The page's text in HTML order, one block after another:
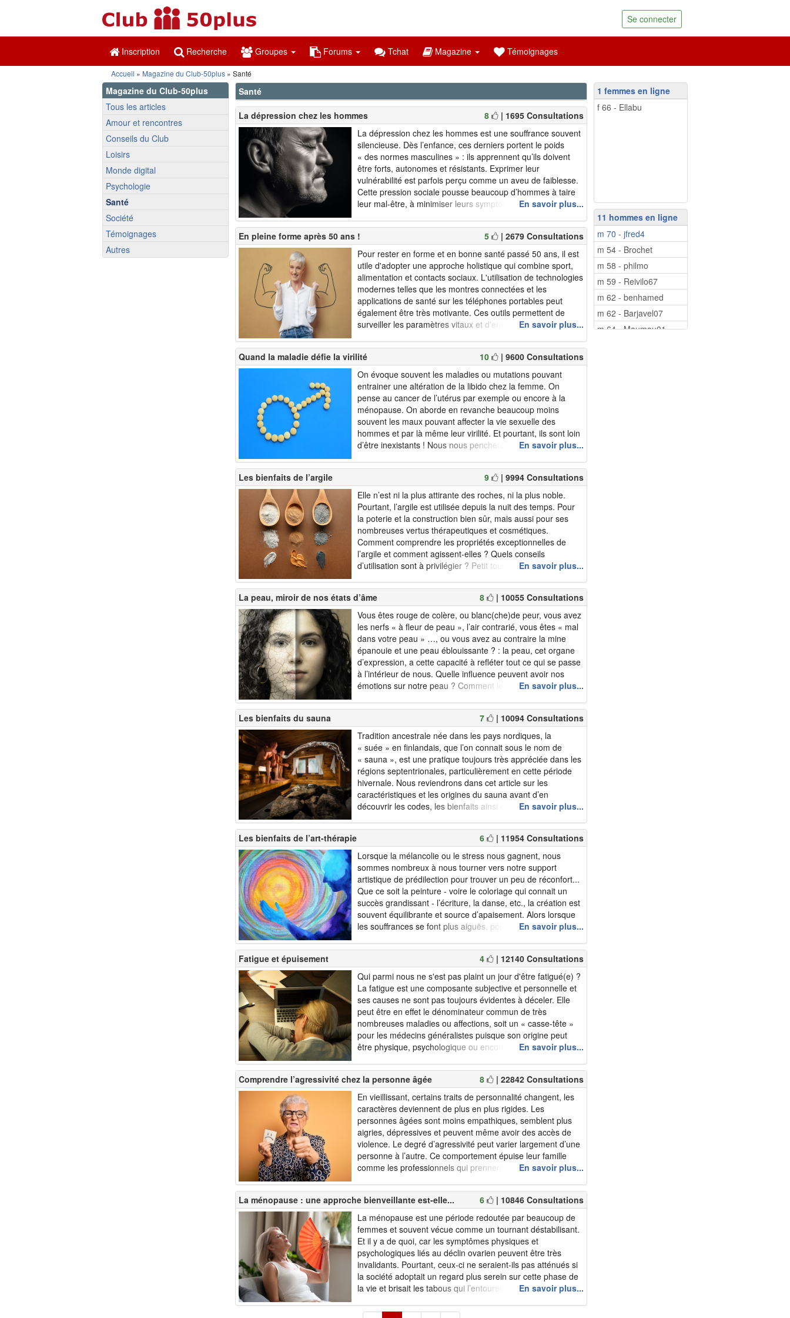
Se connecter
Inscription Recherche Groupes Forums Tchat Magazine Témoignages
Accueil » Magazine du Club-50plus » Santé
Magazine du Club-50plus
Tous les articles
Amour et rencontres
Conseils du Club
Loisirs
Monde digital
Psychologie
Santé
Société
Témoignages
Autres
Santé
La dépression chez les hommes 8
| 1695 Consultations
La dépression chez les hommes est une souffrance souvent
silencieuse. Dès l’enfance, ces derniers portent le poids
« des normes masculines » : ils apprennent qu’ils doivent
être forts, autonomes et résistants. Exprimer leur
vulnérabilité est parfois perçu comme un aveu de faiblesse.
Cette pression sociale pousse beaucoup d’hommes à taire
leur mal-être, à minimiser leurs symptômes et à éviter de
moyen...
En savoir plus...
En pleine forme après 50 ans ! 5
| 2679 Consultations
Pour rester en forme et en bonne santé passé 50 ans, il est
utile d'adopter une approche holistique qui combine sport,
alimentation et contacts sociaux. L'utilisation de technologies
modernes telles que les montres connectées et les
applications de santé sur les téléphones portables peut
également être très motivante. Ces outils permettent de
surveiller les paramètres vitaux et d'encourager une activité
En savoir plus...
Quand la maladie défie la virilité 10
| 9600 Consultations
On évoque souvent les maladies ou mutations pouvant
entrainer une altération de la libido chez la femme. On
pense au cancer de l’utérus par exemple ou encore à la
ménopause. On aborde en revanche beaucoup moins
souvent les maux pouvant affecter la vie sexuelle des
hommes et par là même leur virilité. Et pourtant, ils sont loin
d’être inexistants ! Nous nous pencherons tout d’abord sur
confrontés et qui ont des répercussions sur leur sexu...
En savoir plus...
Les bienfaits de l’argile 9
| 9994 Consultations
Elle n’est ni la plus attirante des roches, ni la plus noble.
Pourtant, l’argile est utilisée depuis la nuit des temps. Pour
la poterie et la construction bien sûr, mais aussi pour ses
nombreuses vertus thérapeutiques et cosmétiques.
Comment comprendre les propriétés exceptionnelles de
l’argile et comment agissent-elles ? Quels conseils
d’utilisation sont à privilégier ? Petit tour d’horizon dans cet
natur...
En savoir plus...
La peau, miroir de nos états d’âme 8
| 10055 Consultations
Vous êtes rouge de colère, ou blanc(che)de peur, vous avez
les nerfs « à fleur de peau », l’air contrarié, vous êtes « mal
dans votre peau » …, ou vous avez au contraire la mine
épanouie et une peau éblouissante ? : la peau, cet organe
d’expression, a cette capacité à refléter tout ce qui se passe
à l’intérieur de nous. Quelle influence peuvent avoir nos
émotions sur notre peau ? Comment le stress agit-il sur
En savoir plus...
Les bienfaits du sauna 7
| 10094 Consultations
Tradition ancestrale née dans les pays nordiques, la
« suée » en finlandais, que l’on connait sous le nom de
« sauna », est une pratique toujours très appréciée dans les
régions septentrionales, particulièrement en cette période
hivernale. Nous reviendrons dans cet article sur les
caractéristiques et les origines du sauna avant d’en
découvrir les codes, les bienfaits ainsi que les dernières
En savoir plus...
Les bienfaits de l’art-thérapie 6
| 11954 Consultations
Lorsque la mélancolie ou le stress nous gagnent, nous
sommes nombreux à nous tourner vers notre support
artistique de prédilection pour trouver un peu de réconfort...
Que ce soit la peinture - voire le coloriage qui connait un
succès grandissant - l’écriture, la danse, etc., la création est
souvent équilibrante et source d’apaisement. Alors lorsque
les souffrances se font plus aiguës, pourquoi ne pas
à ses émotions et de s...
En savoir plus...
Fatigue et épuisement 4
| 12140 Consultations
Qui parmi nous ne s'est pas plaint un jour d'être fatigué(e) ?
La fatigue est une composante subjective et personnelle et
ses causes ne sont pas toujours évidentes à déceler. Elle
peut être en effet le dénominateur commun de très
nombreuses maladies ou affections, soit un « casse-tête »
pour les médecins généralistes puisque son origine peut
être physique, psychologique ou encore sensorielle. Le seul
sollicit...
En savoir plus...
Comprendre l’agressivité chez la personne âgée 8
| 22842 Consultations
En vieillissant, certains traits de personnalité changent, les
caractères deviennent de plus en plus rigides. Les
personnes âgées sont moins empathiques, semblent plus
aigries, dépressives et peuvent même avoir des accès de
violence. Le degré d’agressivité peut varier largement d’une
personne à l’autre. Ce comportement épuise leur famille
comme les professionnels qui prennent soin d’eux. Cette
faut savoir décrypter po...
En savoir plus...
La ménopause : une approche bienveillante est-elle... 6
| 10846 Consultations
La ménopause est une période redoutée par beaucoup de
femmes et souvent vécue comme un tournant déstabilisant.
Et il y a de quoi, car les symptômes physiques et
psychologiques liés au déclin ovarien peuvent être très
invalidants. Pourtant, ceux-ci ne seraient-ils pas atténués si
la société adoptait un regard plus serein sur cette phase de
la vie et brisait les tabous qui l’entourent ? Ce sujet
idéalisée de...
En savoir plus...
1 femmes en ligne
f 66 - Ellabu
11 hommes en ligne
m 70 - jfred4
m 54 - Brochet
m 58 - philmo
m 59 - Reivilo67
m 62 - benhamed
m 62 - Barjavel07
m 64 - Maumau01